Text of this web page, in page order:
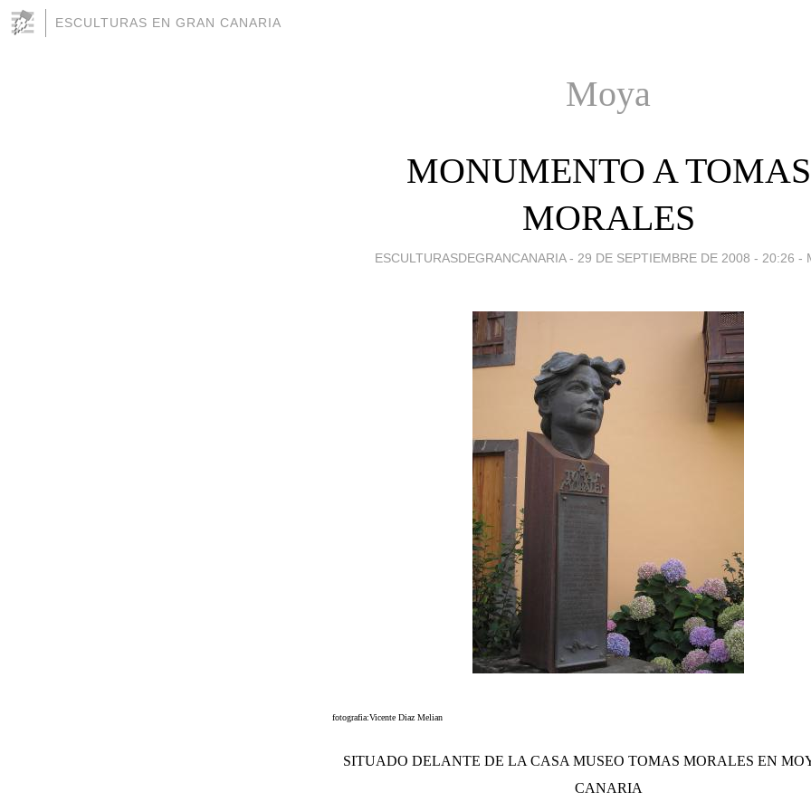
ESCULTURAS EN GRAN CANARIA
Moya
MONUMENTO A TOMAS
MORALES
ESCULTURASDEGRANCANARIA - 29 DE SEPTIEMBRE DE 2008 - 20:26 -
fotografia:Vicente Diaz Melian
SITUADO DELANTE DE LA CASA MUSEO TOMAS MORALES EN
CANARIA